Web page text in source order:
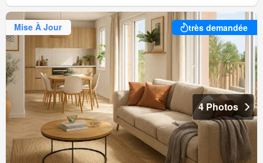
Mise À Jour très demandée
4 Photos